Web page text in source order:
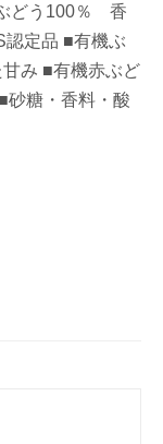
どう100％ 香
認定品 ■有機ぶ
み ■有機赤ぶど
砂糖・香料・酸